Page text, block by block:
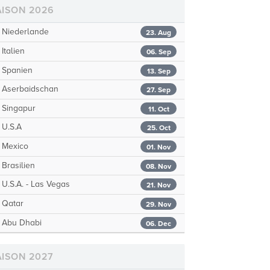
2026
23. Aug
Niederlande
06. Sep
Italien
13. Sep
Spanien
27. Sep
Aserbaidschan
11. Oct
Singapur
25. Oct
U.S.A
01. Nov
Mexico
08. Nov
Brasilien
21. Nov
U.S.A. - Las Vegas
29. Nov
Qatar
06. Dec
Abu Dhabi
2027